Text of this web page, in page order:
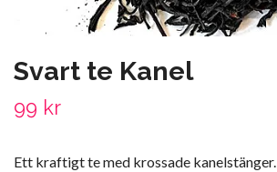
Svart te Kanel
99 kr
Ett kraftigt te med krossade kanelstänger.